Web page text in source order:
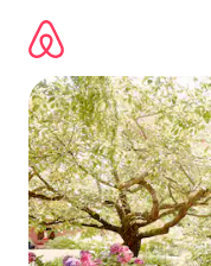
kwenda
kwenye
maudhui